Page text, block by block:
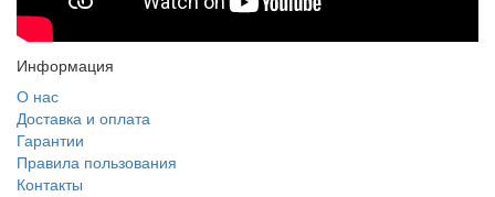
Информация
О нас
Доставка и оплата
Гарантии
Правила пользования
Контакты